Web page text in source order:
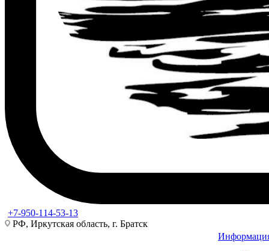
+7-950-114-53-13
РФ, Иркутская область, г. Братск